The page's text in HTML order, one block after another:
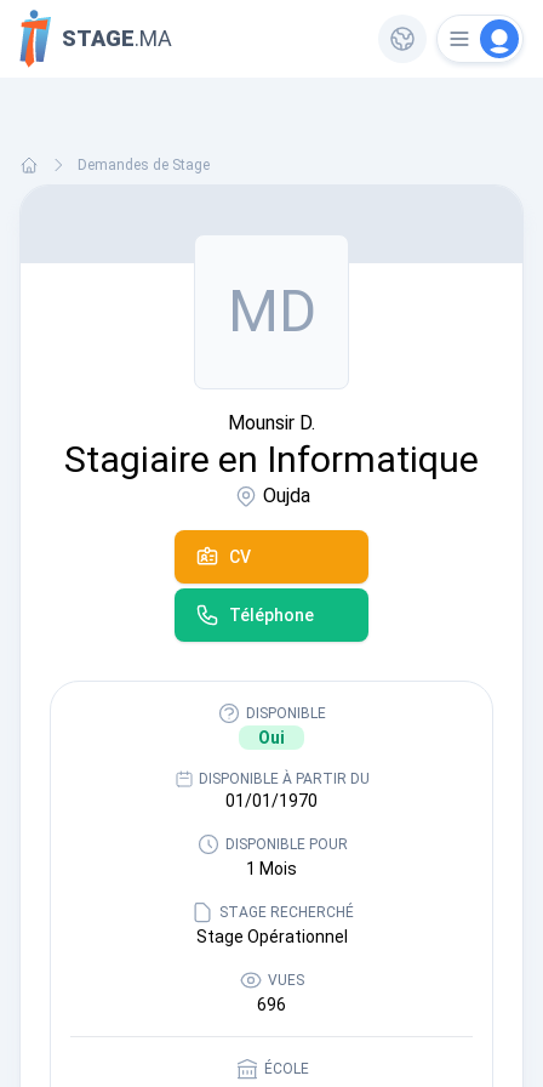
STAGE.MA
Demandes de Stage
MD
Mounsir D.
Stagiaire en Informatique
Oujda
CV
Téléphone
DISPONIBLE
Oui
DISPONIBLE À PARTIR DU
01/01/1970
DISPONIBLE POUR
1 Mois
STAGE RECHERCHÉ
Stage Opérationnel
VUES
696
ÉCOLE